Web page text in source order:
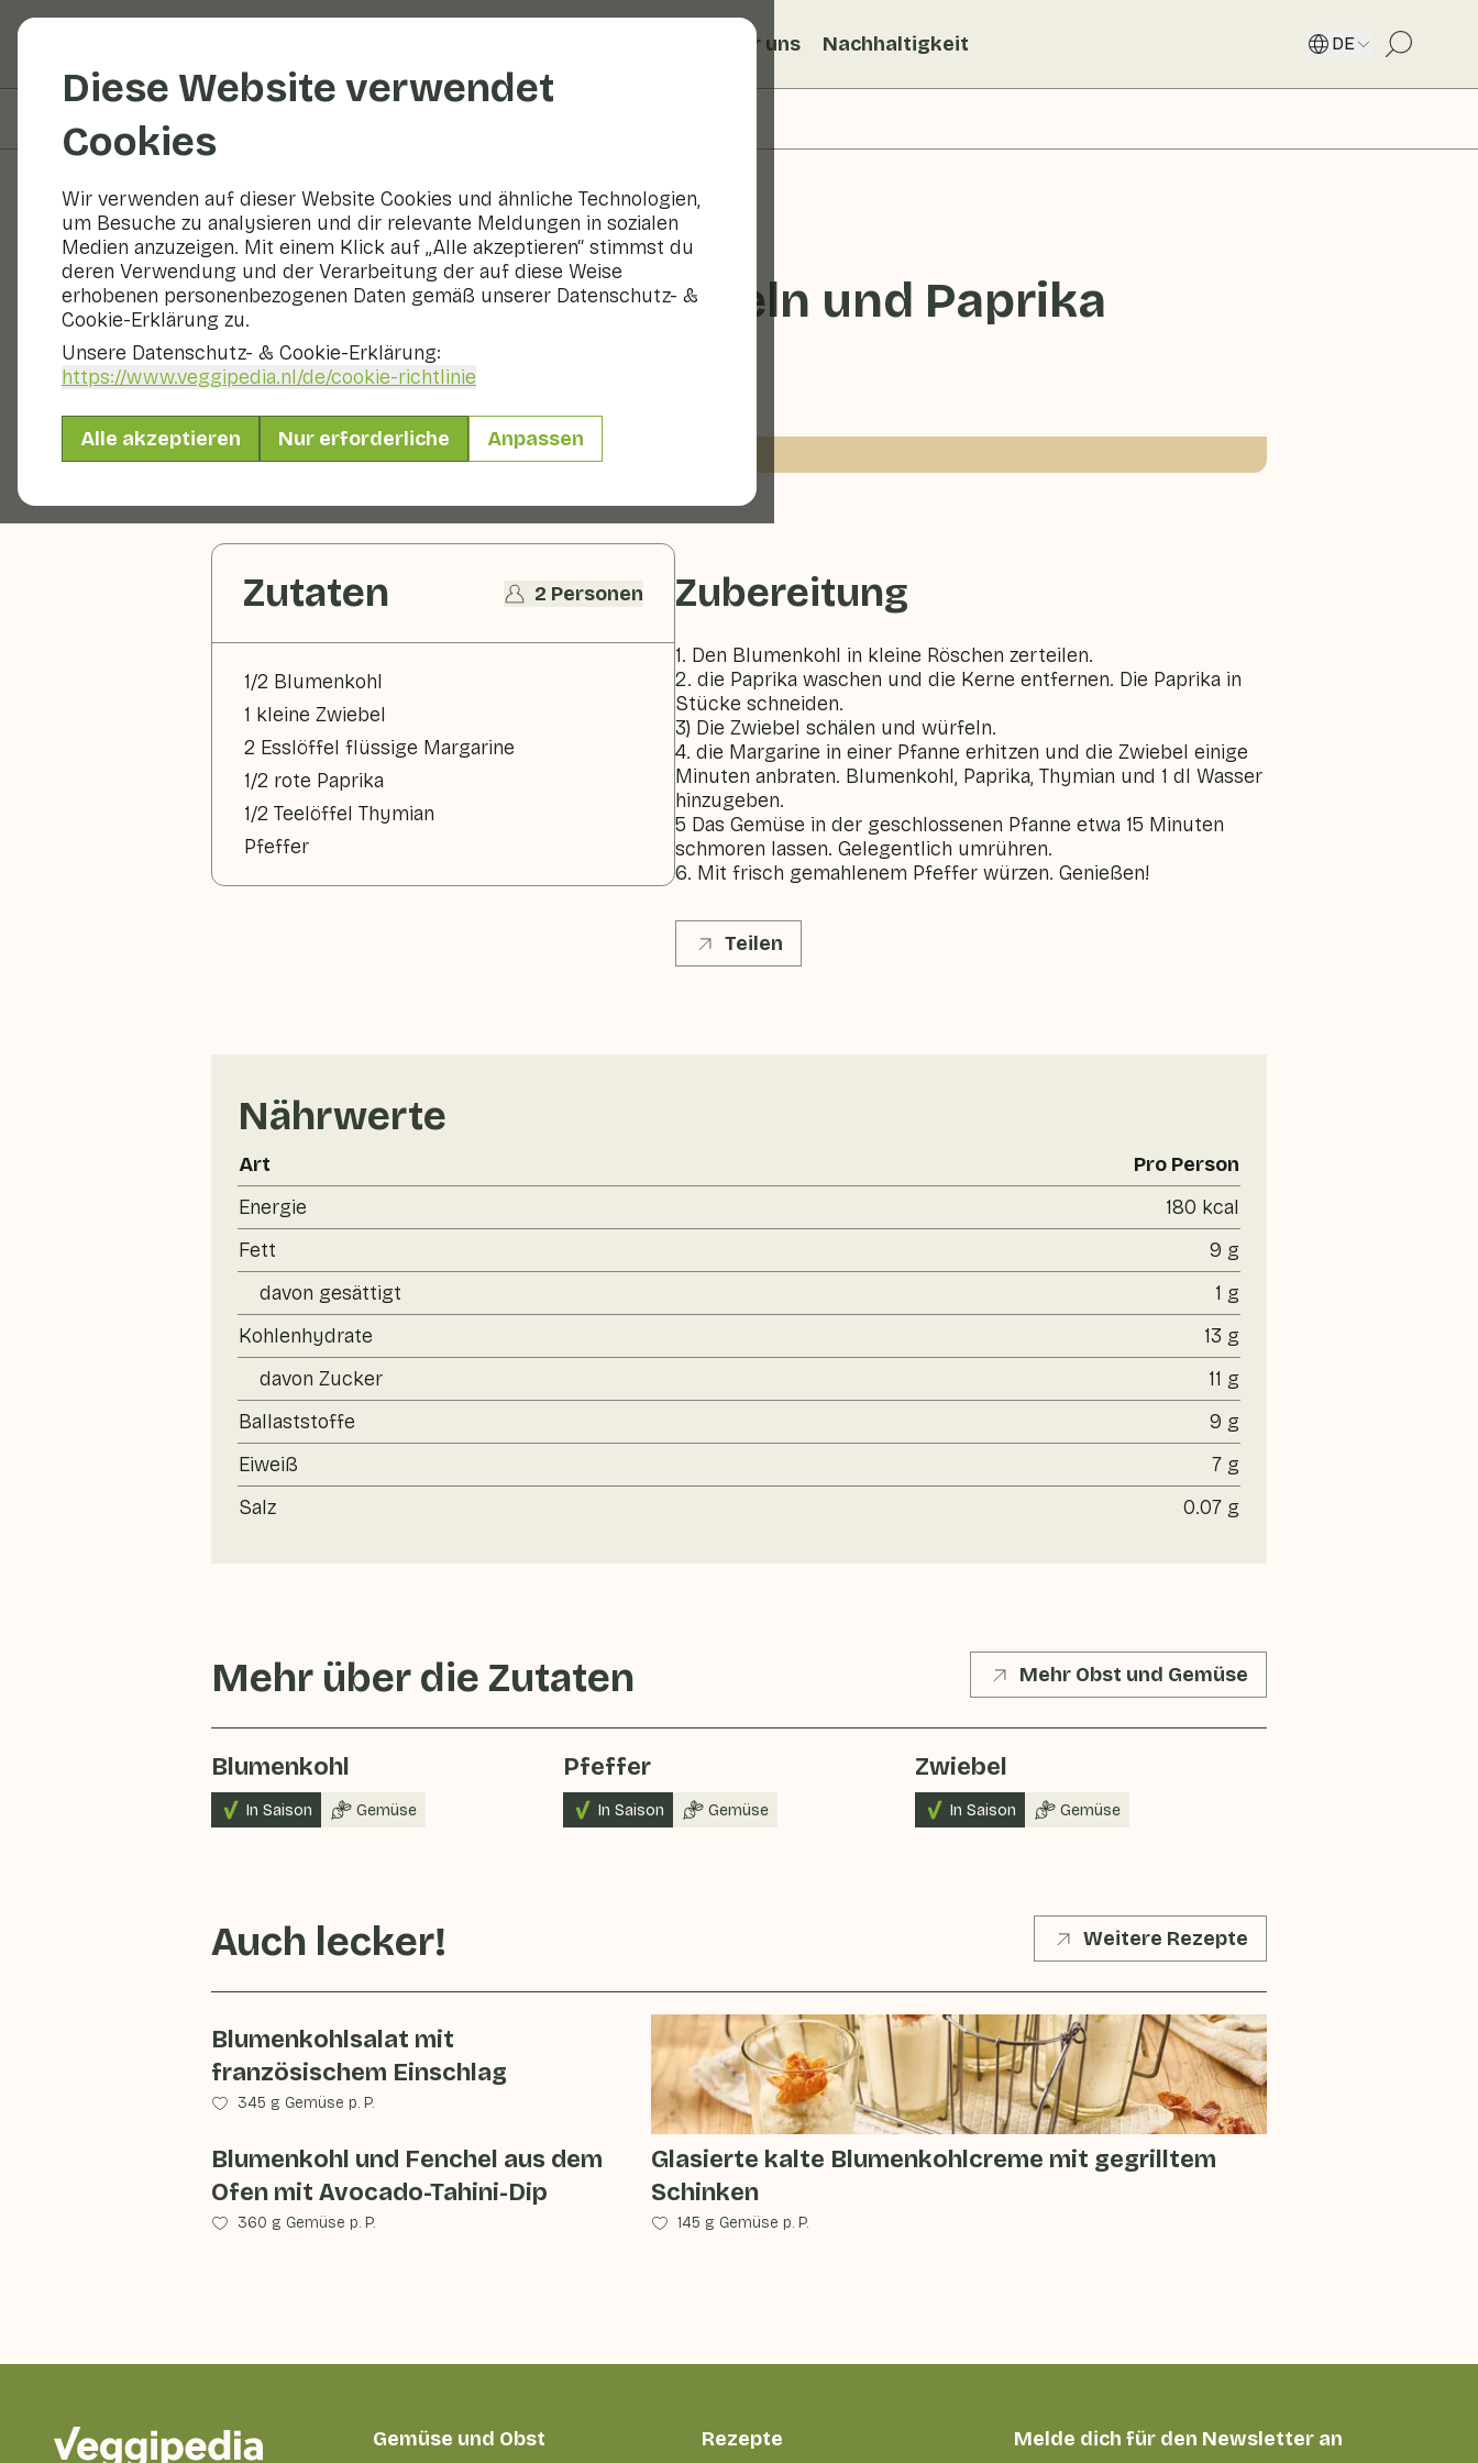
Diese Website verwendet
Cookies
Wir verwenden auf dieser Website Cookies und ähnliche Technologien,
um Besuche zu analysieren und dir relevante Meldungen in sozialen
Medien anzuzeigen. Mit einem Klick auf „Alle akzeptieren“ stimmst du
deren Verwendung und der Verarbeitung der auf diese Weise
erhobenen personenbezogenen Daten gemäß unserer Datenschutz- &
Cookie-Erklärung zu.
Unsere Datenschutz- & Cookie-Erklärung:
https://www.veggipedia.nl/de/cookie-richtlinie
Alle akzeptieren Nur erforderliche Anpassen
Über uns Nachhaltigkeit DE
Rezepte
Blumenkohl mit Zwiebeln und Paprika
Beilage 2 Personen 20 - 30 min
Mit saisonalen Produkten
Zutaten 2 Personen
1/2 Blumenkohl
1 kleine Zwiebel
2 Esslöffel flüssige Margarine
1/2 rote Paprika
1/2 Teelöffel Thymian
Pfeffer
Zubereitung
1. Den Blumenkohl in kleine Röschen zerteilen.
2. die Paprika waschen und die Kerne entfernen. Die Paprika in
Stücke schneiden.
3) Die Zwiebel schälen und würfeln.
4. die Margarine in einer Pfanne erhitzen und die Zwiebel einige
Minuten anbraten. Blumenkohl, Paprika, Thymian und 1 dl Wasser
hinzugeben.
5 Das Gemüse in der geschlossenen Pfanne etwa 15 Minuten
schmoren lassen. Gelegentlich umrühren.
6. Mit frisch gemahlenem Pfeffer würzen. Genießen!
Teilen
Nährwerte
Art
Pro Person
Energie
180 kcal
Fett
9 g
davon gesättigt
1 g
Kohlenhydrate
13 g
davon Zucker
11 g
Ballaststoffe
9 g
Eiweiß
7 g
Salz
0.07 g
Mehr über die Zutaten Mehr Obst und Gemüse
Blumenkohl
In Saison Gemüse
Pfeffer
In Saison Gemüse
Zwiebel
In Saison Gemüse
Auch lecker! Weitere Rezepte
Blumenkohlsalat mit
französischem Einschlag
345 g Gemüse p. P.
Blumenkohl und Fenchel aus dem
Ofen mit Avocado-Tahini-Dip
360 g Gemüse p. P.
Glasierte kalte Blumenkohlcreme mit gegrilltem
Schinken
145 g Gemüse p. P.
Gemüse und Obst Rezepte Melde dich für den Newsletter an